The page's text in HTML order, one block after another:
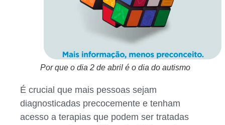
Por que o dia 2 de abril é o dia do autismo
É crucial que mais pessoas sejam
diagnosticadas precocemente e tenham
acesso a terapias que podem ser tratadas